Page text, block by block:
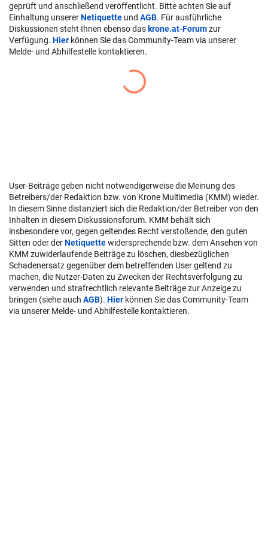
geprüft und anschließend veröffentlicht. Bitte achten Sie auf
Einhaltung unsererNetiquette und AGB. Für ausführliche
Diskussionen steht Ihnen ebenso das krone.at-Forumzur
Verfügung. Hier können Sie das Community-Team via unserer
Melde- und Abhilfestelle kontaktieren.
User-Beiträge geben nicht notwendigerweise die Meinung des
Betreibers/der Redaktion bzw. von Krone Multimedia (KMM) wieder.
In diesem Sinne distanziert sich die Redaktion/der Betreiber von den
Inhalten in diesem Diskussionsforum. KMM behält sich
insbesondere vor, gegen geltendes Recht verstoßende, den guten
Sitten oder derNetiquettewidersprechende bzw. dem Ansehen von
KMM zuwiderlaufende Beiträge zu löschen, diesbezüglichen
Schadenersatz gegenüber dem betreffenden User geltend zu
machen, die Nutzer-Daten zu Zwecken der Rechtsverfolgung zu
verwenden und strafrechtlich relevante Beiträge zur Anzeige zu
bringen (siehe auch AGB). Hier können Sie das Community-Team
via unserer Melde- und Abhilfestelle kontaktieren.